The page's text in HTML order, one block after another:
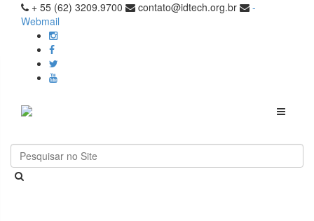
+ 55 (62) 3209.9700 contato@idtech.org.br
-
Webmail
Toggle